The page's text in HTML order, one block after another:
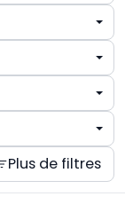
Plus de filtres